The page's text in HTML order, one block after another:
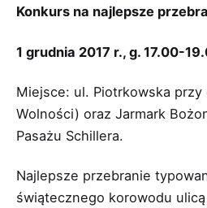
Konkurs na najlepsze
1 grudnia 2017 r., g. 17.00-
Miejsce: ul. Piotrkowska przy
Wolności) oraz Jarmark
Pasażu Schillera.
Najlepsze przebranie
świątecznego korowodu